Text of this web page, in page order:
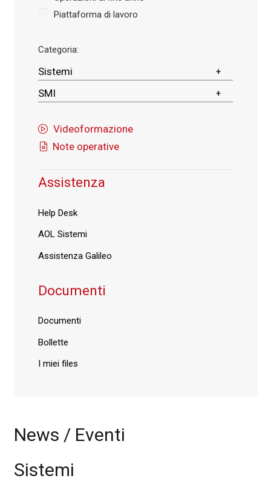
Piattaforma di lavoro
Categoria:
Sistemi
SMI
Videoformazione
Note operative
Assistenza
Help Desk
AOL Sistemi
Assistenza Galileo
Documenti
Documenti
Bollette
I miei files
News / Eventi
Sistemi